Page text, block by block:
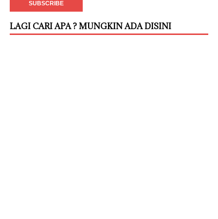
LAGI CARI APA ? MUNGKIN ADA DISINI